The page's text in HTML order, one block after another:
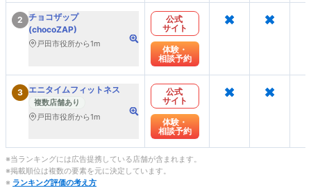
2 チョコザップ
(chocoZAP)
戸田市役所から1m
公式
サイト
体験・
相談予約
× ×
3 エニタイムフィットネス
複数店舗あり
戸田市役所から1m
公式
サイト
体験・
相談予約
× ×
※当ランキングには広告提携している店舗が含まれます。
※掲載順位は複数の要素を元に決定しています。
※ ランキング評価の考え方